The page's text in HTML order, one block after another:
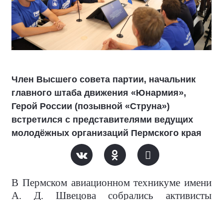
Член Высшего совета партии, начальник
главного штаба движения «Юнармия»,
Герой России (позывной «Струна»)
встретился с представителями ведущих
молодёжных организаций Пермского края
В Пермском авиационном техникуме имени
А. Д. Швецова собрались активисты